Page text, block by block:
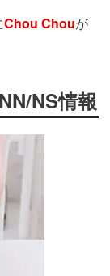
Chou Chouが
NS情報